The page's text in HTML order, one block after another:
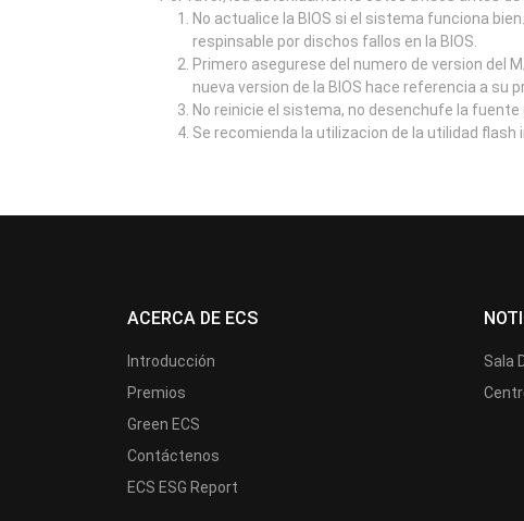
No actualice la BIOS si el sistema funciona
respinsable por dischos fallos en la BIOS.
Primero asegurese del numero de version del
nueva version de la BIOS hace referencia a su
No reinicie el sistema, no desenchufe la
Se recomienda la utilizacion de la utilidad flash
ACERCA DE ECS
Introducción
Premios
Green ECS
Contáctenos
ECS ESG Report
Sala